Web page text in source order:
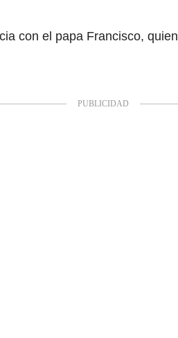
con el papa Francisco, quien